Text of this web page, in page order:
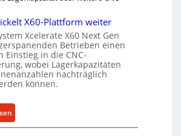
r
a
s
t
s
c
u
z
X60-Plattform weiter
Xcelerate X60 Next Gen
Betrieben einen
Einstieg in die CNC-
wobei Lagerkapazitäten
nachträglich
können.
C